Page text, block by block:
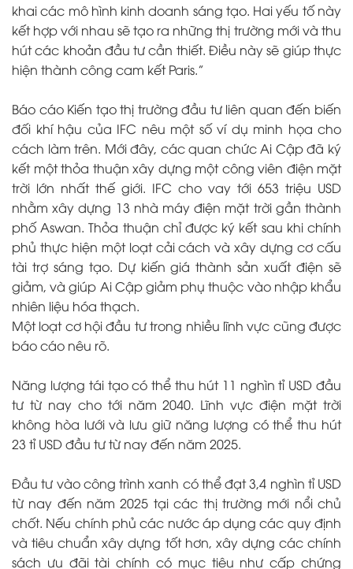
khai các mô hình kinh doanh sáng tạo. Hai yếu tố này
kết hợp với nhau sẽ tạo ra những thị trường mới và thu
hút các khoản đầu tư cần thiết. Điều này sẽ giúp thực
hiện thành công cam kết Paris.”
Báo cáo Kiến tạo thị trường đầu tư liên quan đến biến
đối khí hậu của IFC nêu một số ví dụ minh họa cho
cách làm trên. Mới đây, các quan chức Ai Cập đã ký
kết một thỏa thuận xây dựng một công viên điện mặt
trời lớn nhất thế giới. IFC cho vay tới 653 triệu USD
nhằm xây dựng 13 nhà máy điện mặt trời gần thành
phố Aswan. Thỏa thuận chỉ được ký kết sau khi chính
phủ thực hiện một loạt cải cách và xây dựng cơ cấu
tài trợ sáng tạo. Dự kiến giá thành sản xuất điện sẽ
giảm, và giúp Ai Cập giảm phụ thuộc vào nhập khẩu
nhiên liệu hóa thạch.
Một loạt cơ hội đầu tư trong nhiều lĩnh vực cũng được
báo cáo nêu rõ.
Năng lượng tái tạo có thể thu hút 11 nghìn tỉ USD đầu
tư từ nay cho tới năm 2040. Lĩnh vực điện mặt trời
không hòa lưới và lưu giữ năng lượng có thể thu hút
23 tỉ USD đầu tư từ nay đến năm 2025.
Đầu tư vào công trình xanh có thể đạt 3,4 nghìn tỉ USD
từ nay đến năm 2025 tại các thị trường mới nổi chủ
chốt. Nếu chính phủ các nước áp dụng các quy định
và tiêu chuẩn xây dựng tốt hơn, xây dựng các chính
sách ưu đãi tài chính có mục tiêu như cấp chứng